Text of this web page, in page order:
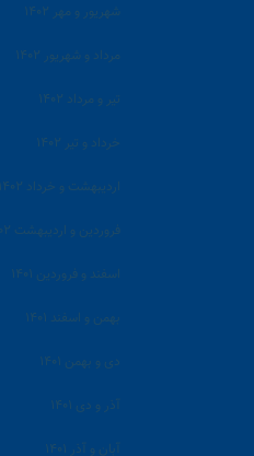
شهریور و مهر ۱۴۰۲
مرداد و شهریور ۱۴۰۲
تیر و مرداد ۱۴۰۲
خرداد و تیر ۱۴۰۲
اردیبهشت و خرداد ۱۴۰۲
فروردین و اردیبهشت ۱۴۰۲
اسفند و فروردین ۱۴۰۱
بهمن و اسفند ۱۴۰۱
دی و بهمن ۱۴۰۱
آذر و دی ۱۴۰۱
آبان و آذر ۱۴۰۱